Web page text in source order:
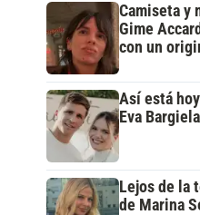
Camiseta y
Gime
con un
Así está
Eva
Lejos de la
de Marina